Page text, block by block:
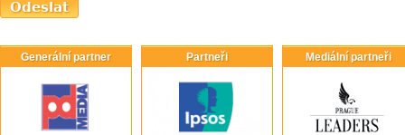
Generální partner Partneři Mediální partneři